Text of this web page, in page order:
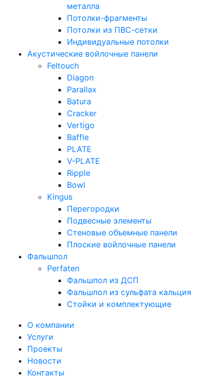
металла
Потолки-фрагменты
Потолки из ПВС-сетки
Индивидуальные потолки
Акустические войлочные панели
Feltouch
Diagon
Parallax
Batura
Cracker
Vertigo
Baffle
PLATE
V-PLATE
Ripple
Bowl
Kingus
Перегородки
Подвесные элементы
Стеновые объемные панели
Плоские войлочные панели
Фальшпол
Perfaten
Фальшпол из ДСП
Фальшпол из сульфата кальция
Стойки и комплектующие
О компании
Услуги
Проекты
Новости
Контакты